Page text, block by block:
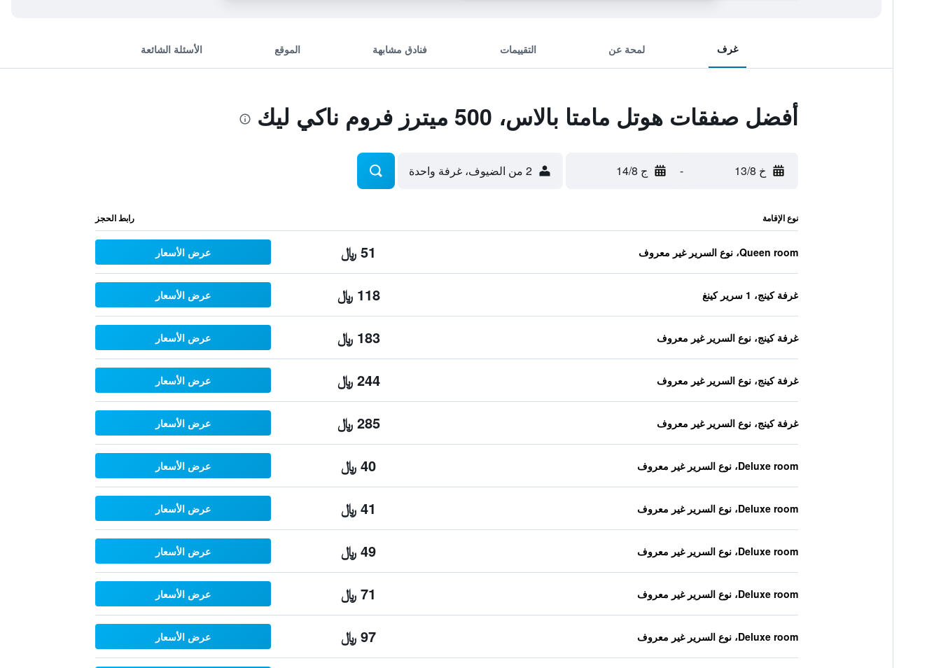
غرف لمحة عن التقييمات فنادق مشابهة الموقع الأسئلة الشائعة
أفضل صفقات هوتل مامتا بالاس، 500 ميترز فروم ناكي ليك
خ 13/8 - ج 14/8 2 من الضيوف، غرفة واحدة
نوع الإقامة رابط الحجز
Queen room، نوع السرير غير معروف 51 ﷼ عرض الأسعار
غرفة كينج، 1 سرير كينغ 118 ﷼ عرض الأسعار
غرفة كينج، نوع السرير غير معروف 183 ﷼ عرض الأسعار
غرفة كينج، نوع السرير غير معروف 244 ﷼ عرض الأسعار
غرفة كينج، نوع السرير غير معروف 285 ﷼ عرض الأسعار
Deluxe room، نوع السرير غير معروف 40 ﷼ عرض الأسعار
Deluxe room، نوع السرير غير معروف 41 ﷼ عرض الأسعار
Deluxe room، نوع السرير غير معروف 49 ﷼ عرض الأسعار
Deluxe room، نوع السرير غير معروف 71 ﷼ عرض الأسعار
Deluxe room، نوع السرير غير معروف 97 ﷼ عرض الأسعار